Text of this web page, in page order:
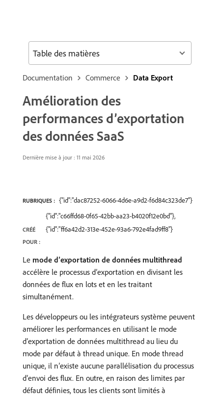
Documentation Commerce Data Export
Amélioration des
performances d’exportation
des données SaaS
Dernière mise à jour : 11 mai 2026
RUBRIQUES : {"id":"dac87252-6066-4d6e-a9d2-f6d84c323de7"}
CRÉÉ
POUR :
{"id":"c66ffd68-0f65-42bb-aa23-b4020f12e0bd"},
{"id":"ff6a42d2-313e-452e-93a6-792e4fad9ff8"}
Le mode d’exportation de données multithread
accélère le processus d’exportation en divisant les
données de flux en lots et en les traitant
simultanément.
Les développeurs ou les intégrateurs système peuvent
améliorer les performances en utilisant le mode
d’exportation de données multithread au lieu du
mode par défaut à thread unique. En mode thread
unique, il n’existe aucune parallélisation du processus
d’envoi des flux. En outre, en raison des limites par
défaut définies, tous les clients sont limités à
Table des matières